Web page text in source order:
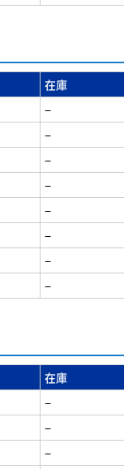
在庫
−
−
−
−
−
−
−
−
在庫
−
−
−